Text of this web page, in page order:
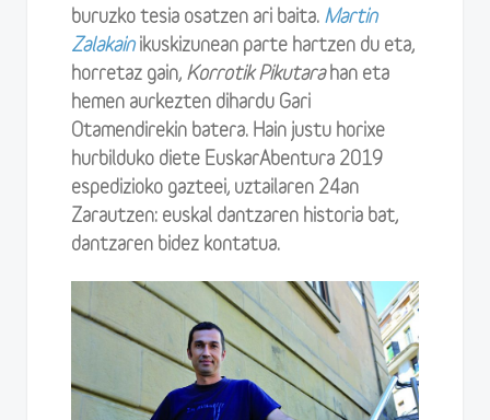
buruzko tesia osatzen ari baita. Martin
Zalakainikuskizunean parte hartzen du eta,
horretaz gain, Korrotik Pikutarahan eta
hemen aurkezten dihardu Gari
Otamendirekin batera. Hain justu horixe
hurbilduko diete EuskarAbentura 2019
espedizioko gazteei, uztailaren 24an
Zarautzen: euskal dantzaren historia bat,
dantzaren bidez kontatua.